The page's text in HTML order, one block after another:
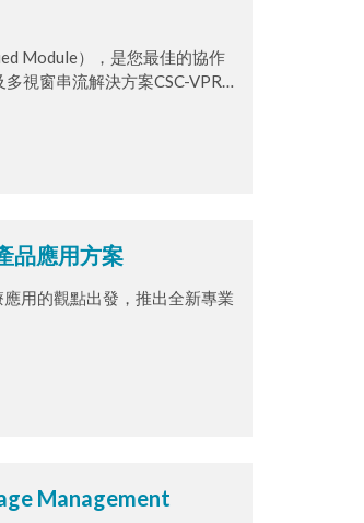
Module），是您最佳的協作
視窗串流解決方案CSC-VPR-
品應用方案
用的觀點出發，推出全新專業
Management